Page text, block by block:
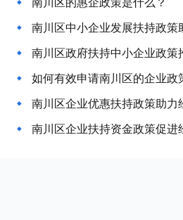
南川区中小企业发展扶持政
南川区政府扶持中小企业政
如何有效申请南川区的企业
南川区企业优惠扶持政策助
南川区企业扶持资金政策促进